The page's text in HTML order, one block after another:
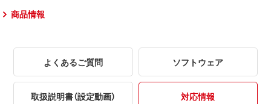
商品情報
よくあるご質問 ソフトウェア
取扱説明書（設定動画） 対応情報